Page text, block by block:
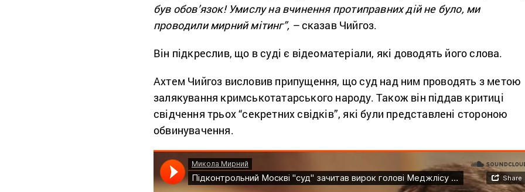
був обов’язок! Умислу на вчинення протиправних дій не було, ми
проводили мирний мітинг”, –сказав Чийгоз.
Він підкреслив, що в суді є відеоматеріали, які доводять його слова.
Ахтем Чийгоз висловив припущення, що суд над ним проводять з метою
залякування кримськотатарського народу. Також він піддав критиці
свідчення трьох “секретних свідків”, які були представлені стороною
обвинувачення.